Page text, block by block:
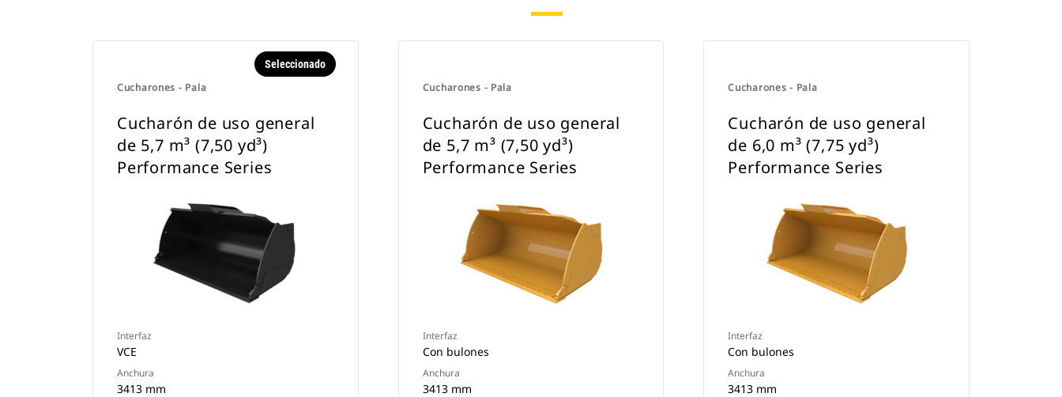
Cucharones - Pala
Seleccionado
Cucharón de uso general
de 5,7 m³ (7,50 yd³)
Performance Series
Interfaz
VCE
Anchura
3413 mm
Cucharones - Pala
Cucharón de uso general
de 5,7 m³ (7,50 yd³)
Performance Series
Interfaz
Con bulones
Anchura
3413 mm
Cucharones - Pala
Cucharón de uso general
de 6,0 m³ (7,75 yd³)
Performance Series
Interfaz
Con bulones
Anchura
3413 mm